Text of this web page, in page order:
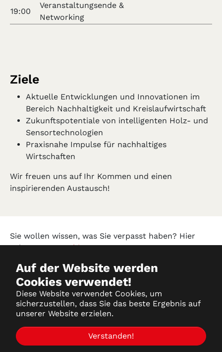
Auf der Website werden
Cookies verwendet!
Diese Website verwendet Cookies, um
sicherzustellen, dass Sie das beste Ergebnis auf
unserer Website erzielen.
Verstanden!
19:00
Veranstaltungsende &
Networking
Ziele
Aktuelle Entwicklungen und Innovationen im
Bereich Nachhaltigkeit und Kreislaufwirtschaft
Zukunftspotentiale von intelligenten Holz- und
Sensortechnologien
Praxisnahe Impulse für nachhaltiges
Wirtschaften
Wir freuen uns auf Ihr Kommen und einen
inspirierenden Austausch!
Sie wollen wissen, was Sie verpasst haben? Hier
geht es zumArchiv!
Datenschutz
Impressum
Partner-Login